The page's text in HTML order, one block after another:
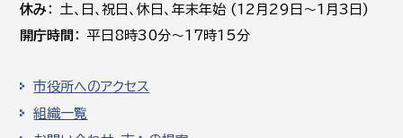
休み
土､日､祝日、休日、年末年始 (12月29日～1月3日)
開庁時間
平日8時30分～17時15分
市役所へのアクセス
組織一覧